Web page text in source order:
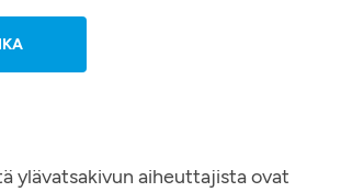
ylävatsakivun aiheuttajista ovat